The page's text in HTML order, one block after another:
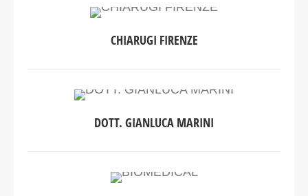
CHIARUGI FIRENZE
DOTT. GIANLUCA MARINI